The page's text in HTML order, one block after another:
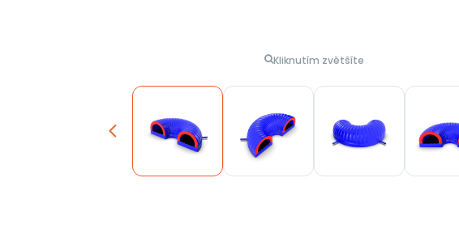
Kliknutím zvětšíte
Previous